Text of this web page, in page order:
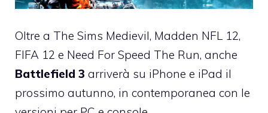
Oltre a The Sims Medievil, Madden NFL 12,
FIFA 12 e Need For Speed The Run, anche
Battlefield 3 arriverà su iPhone e iPad il
prossimo autunno, in contemporanea con le